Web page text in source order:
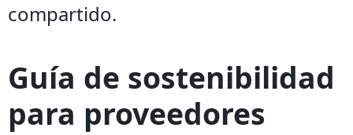
compartido.
Guía de sostenibilidad
para proveedores